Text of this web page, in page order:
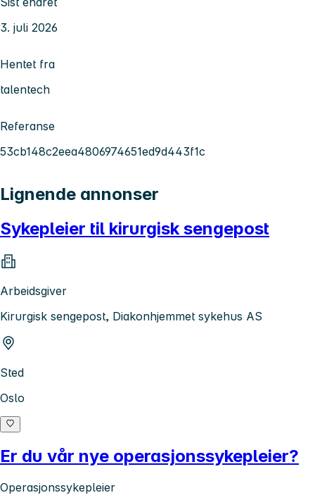
3. juli 2026
Hentet fra
talentech
Referanse
53cb148c2eea4806974651ed9d443f1c
Lignende annonser
Sykepleier til kirurgisk sengepost
Arbeidsgiver
Kirurgisk sengepost, Diakonhjemmet sykehus AS
Sted
Oslo
Er du vår nye operasjonssykepleier?
Operasjonssykepleier